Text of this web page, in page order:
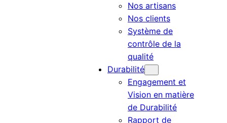
Nos artisans
Nos clients
Système de
contrôle de la
qualité
Durabilité
Engagement et
Vision en matière
de Durabilité
Rapport de